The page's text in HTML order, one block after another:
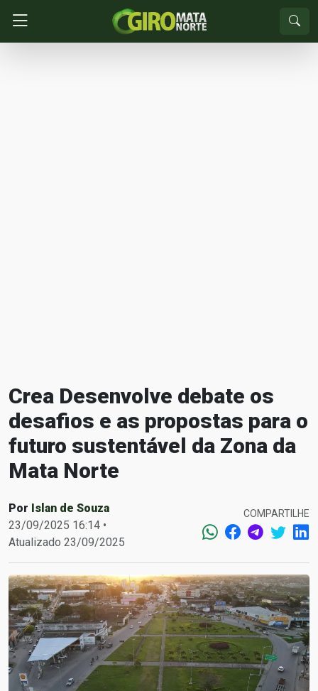
Crea Desenvolve debate os
desafios e as propostas para o
futuro sustentável da Zona da
Mata Norte
Por Islan de Souza
23/09/2025 16:14 •
Atualizado 23/09/2025
COMPARTILHE